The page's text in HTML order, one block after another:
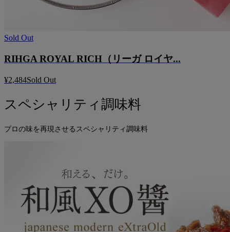
Sold Out
RIHGA ROYAL RICH（リーガ ロイヤ...
¥2,484Sold Out
スペシャリティ調味料
プロの味を再現させるスペシャリティ調味料